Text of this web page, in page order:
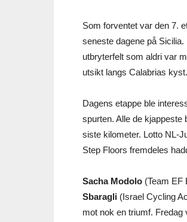
Som forventet var den 7.
seneste dagene på
utbryterfelt som aldri var
utsikt langs Calabrias
Dagens etappe ble
spurten. Alle de kjappeste
siste kilometer. Lotto NL-
Step Floors fremdeles
Sacha Modolo (Team EF
Sbaragli (Israel Cycling
mot nok en triumf.